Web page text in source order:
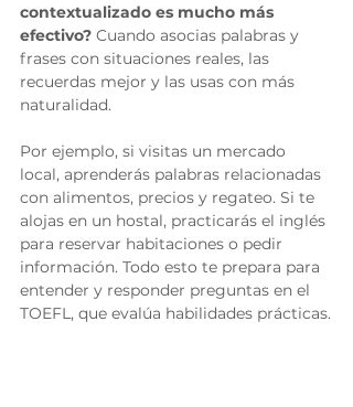
contextualizado es mucho más
efectivo? Cuando asocias palabras y
frases con situaciones reales, las
recuerdas mejor y las usas con más
naturalidad.
Por ejemplo, si visitas un mercado
local, aprenderás palabras relacionadas
con alimentos, precios y regateo. Si te
alojas en un hostal, practicarás el inglés
para reservar habitaciones o pedir
información. Todo esto te prepara para
entender y responder preguntas en el
TOEFL, que evalúa habilidades prácticas.